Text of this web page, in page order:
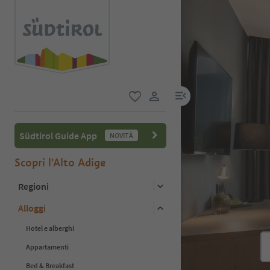
user link
menu link
Südtirol Guide App NOVITÀ
Scopri l'Alto Adige
Regioni
Alloggi
Hotel e alberghi
Appartamenti
Bed & Breakfast